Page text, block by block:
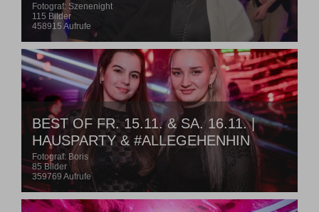
Fotograf: Szenenight
115 Bilder
458915 Aufrufe
BEST OF FR. 15.11. & SA. 16.11. |
HAUSPARTY & #ALLEGEHENHIN
Fotograf: Boris
85 Bilder
359769 Aufrufe